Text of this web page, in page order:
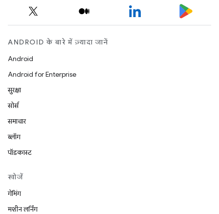
ANDROID के बारे में ज़्यादा जानें
Android
Android for Enterprise
सुरक्षा
सोर्स
समाचार
ब्लॉग
पॉडकास्ट
खोजें
गेमिंग
मशीन लर्निंग